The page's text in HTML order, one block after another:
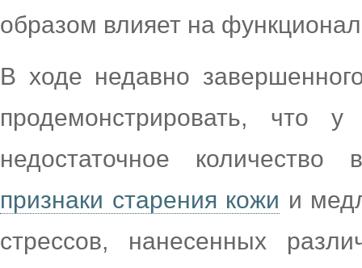
образом влияет на
В ходе недавно
продемонстрировать, что
недостаточное
признаки старения кожи и
стрессов, нанесенных